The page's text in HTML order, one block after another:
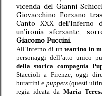
vicenda del Gianni
Giovacchino Forzano
Canto XXX
un’ironia sferzante,
Giacomo Puccini.
All’interno di unteatrino in
personaggi dell’atto unico
della storica compagnia
Staccioli a Firenze, oggi
burattini e puppets(questi
regia ideata da Maria